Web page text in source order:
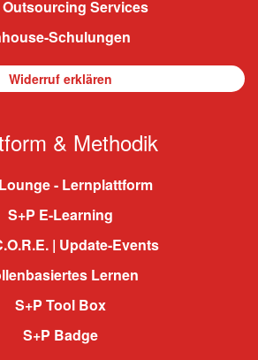
Outsourcing Services
Schulungen
Widerruf erklären
& Methodik
- Lernplattform
S+P E-Learning
| Update-Events
Lernen
S+P Tool Box
S+P Badge